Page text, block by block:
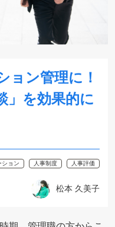
ョン管理に！
」を効果的に
ション 人事制度 人事評価
松本 久美子